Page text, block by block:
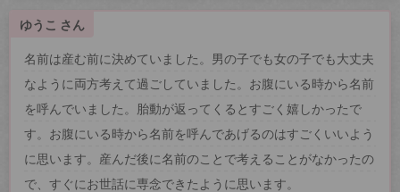
ゆうこ さん
名前は産む前に決めていました。男の子でも女の子でも大丈夫
なように両方考えて過ごしていました。お腹にいる時から名前
を呼んでいました。胎動が返ってくるとすごく嬉しかったで
す。お腹にいる時から名前を呼んであげるのはすごくいいよう
に思います。産んだ後に名前のことで考えることがなかったの
で、すぐにお世話に専念できたように思います。